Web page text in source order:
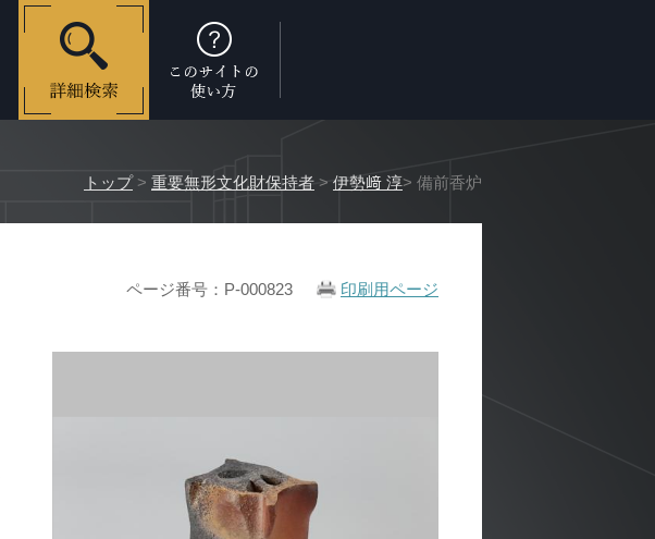
印刷用ページ
トップ> 重要無形文化財保持者 > 伊勢﨑 淳> 備前香炉
ページ番号：P-000823